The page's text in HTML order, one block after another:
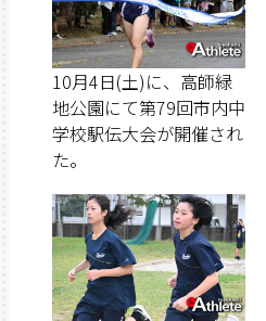
10月4日(土)に、高師緑
地公園にて第79回市内中
学校駅伝大会が開催され
た。